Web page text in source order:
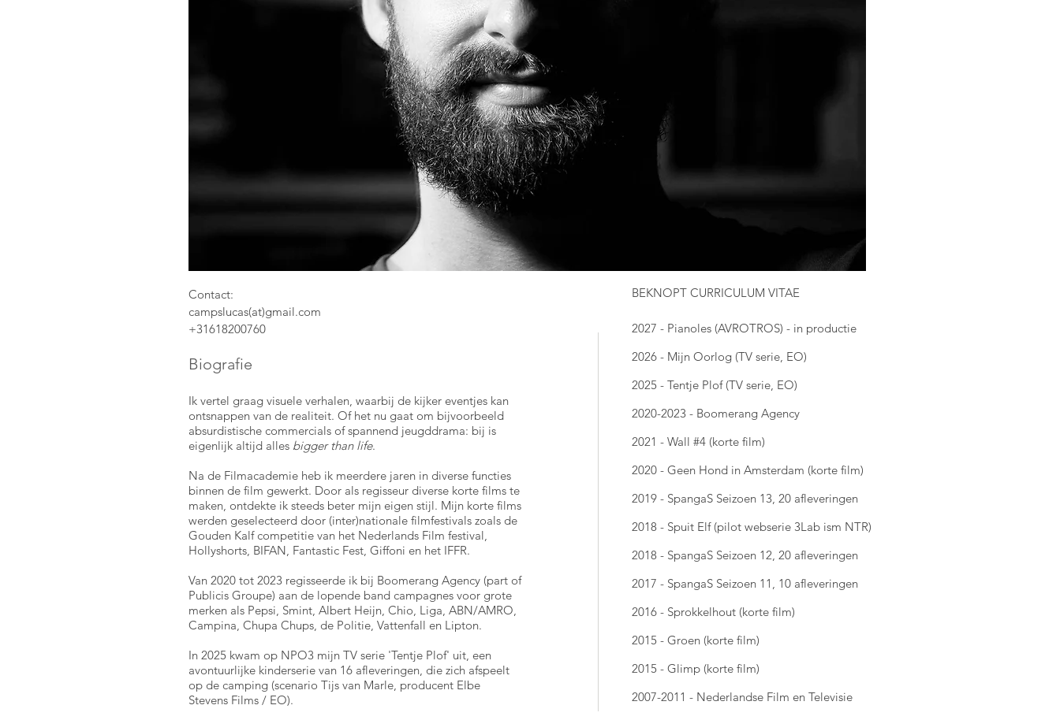
Biografie
BEKNOPT CURRICULUM VITAE
Ik vertel graag visuele verhalen, waarbij de kijker eventjes kan
ontsnappen van de realiteit. Of het nu gaat om bijvoorbeeld
absurdistische commercials of spannend jeugddrama: bij is
eigenlijk altijd alles bigger than life.
Na de Filmacademie heb ik meerdere jaren in diverse functies
binnen de film gewerkt. Door als regisseur diverse korte films te
maken, ontdekte ik steeds beter mijn eigen stijl. Mijn korte films
werden geselecteerd door (inter)nationale filmfestivals zoals de
Gouden Kalf competitie van het Nederlands Film festival,
Hollyshorts, BIFAN, Fantastic Fest, Giffoni en het IFFR.
Van 2020 tot 2023 regisseerde ik bij Boomerang Agency (part of
Publicis Groupe) aan de lopende band campagnes voor grote
merken als Pepsi, Smint, Albert Heijn, Chio, Liga, ABN/AMRO,
Campina, Chupa Chups, de Politie, Vattenfall en Lipton.
In 2025 kwam op NPO3 mijn TV serie 'Tentje Plof' uit, een
avontuurlijke kinderserie van 16 afleveringen, die zich afspeelt
op de camping (scenario Tijs van Marle, producent Elbe
Stevens Films / EO).
2027 - Pianoles (AVROTROS) - in productie
2026 - Mijn Oorlog (TV serie, EO)
2025 - Tentje Plof (TV serie, EO)
2020-2023 - Boomerang Agency
2021 - Wall #4 (korte film)
2020 - Geen Hond in Amsterdam (korte film)
2019 - SpangaS Seizoen 13, 20 afleveringen
2018 - Spuit Elf (pilot webserie 3Lab ism NTR)
2018 - SpangaS Seizoen 12, 20 afleveringen
2017 - SpangaS Seizoen 11, 10 afleveringen
2016 - Sprokkelhout (korte film)
2015 - Groen (korte film)
2015 - Glimp (korte film)
2007-2011 - Nederlandse Film en Televisie
Contact:
campslucas(at)gmail.com
+31618200760